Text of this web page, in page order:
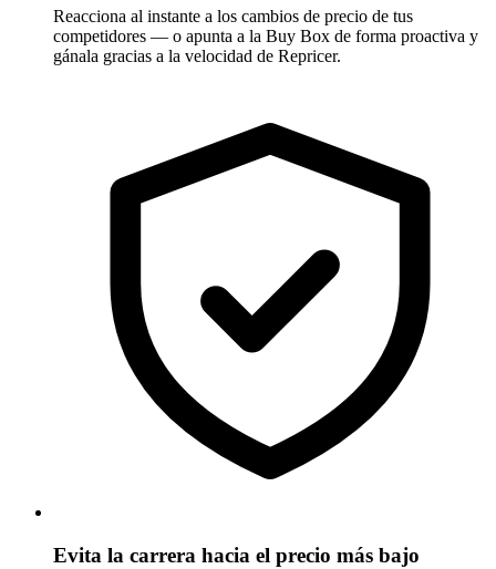
Reacciona al instante a los cambios de precio de tus
competidores — o apunta a la Buy Box de forma proactiva y
gánala gracias a la velocidad de Repricer.
Evita la carrera hacia el precio más bajo